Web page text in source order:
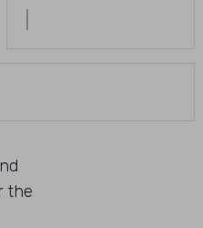
the